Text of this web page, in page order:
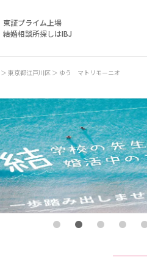
東証プライム上場
結婚相談所探しはIBJ
東京都江戸川区 ゆう マトリモーニオ